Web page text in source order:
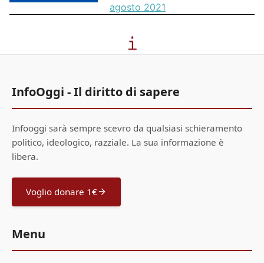
agosto 2021
InfoOggi - Il diritto di sapere
Infooggi sarà sempre scevro da qualsiasi schieramento
politico, ideologico, razziale. La sua informazione è
libera.
Voglio donare 1€
Menu